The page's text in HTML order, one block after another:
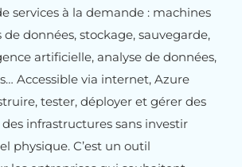
services à la demande : machines
de données, stockage, sauvegarde,
artificielle, analyse de données,
Accessible via internet, Azure
tester, déployer et gérer des
infrastructures sans investir
physique. C’est un outil